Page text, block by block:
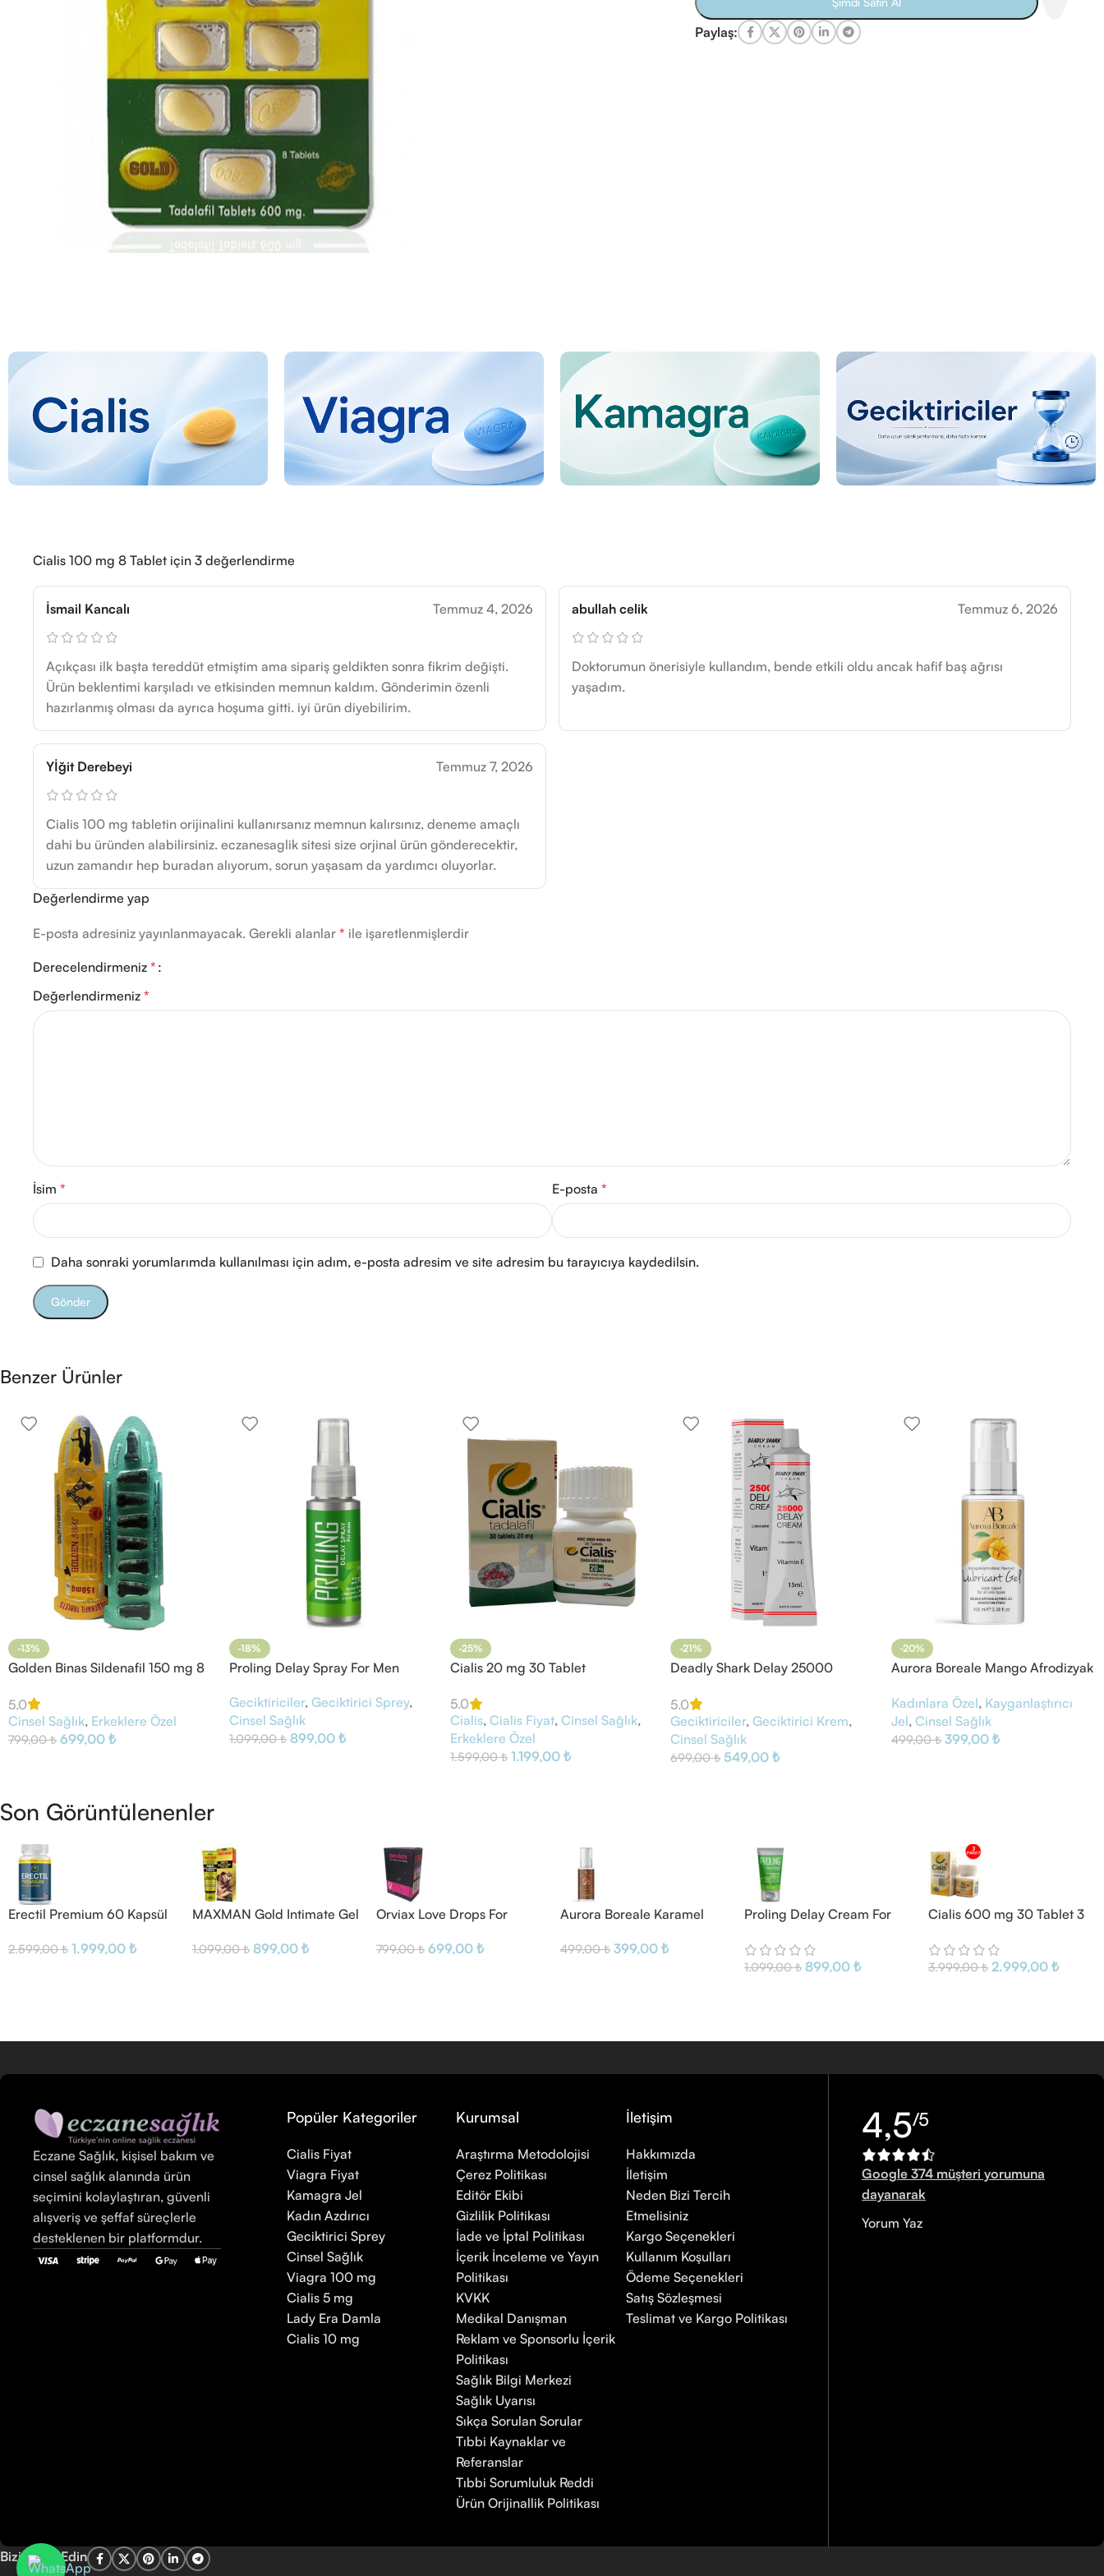
Paylaş:
Cialis 100 mg 8 Tablet için 3 değerlendirme
İsmail Kancalı Temmuz 4, 2026
Açıkçası ilk başta tereddüt etmiştim ama sipariş geldikten sonra fikrim değişti.
Ürün beklentimi karşıladı ve etkisinden memnun kaldım. Gönderimin özenli
hazırlanmış olması da ayrıca hoşuma gitti. iyi ürün diyebilirim.
abullah celik Temmuz 6, 2026
Doktorumun önerisiyle kullandım, bende etkili oldu ancak hafif baş ağrısı
yaşadım.
Yİğit Derebeyi Temmuz 7, 2026
Cialis 100 mg tabletin orijinalini kullanırsanız memnun kalırsınız, deneme amaçlı
dahi bu üründen alabilirsiniz. eczanesaglik sitesi size orjinal ürün gönderecektir,
uzun zamandır hep buradan alıyorum, sorun yaşasam da yardımcı oluyorlar.
Değerlendirme yap
E-posta adresiniz yayınlanmayacak. Gerekli alanlar * ile işaretlenmişlerdir
Derecelendirmeniz *
Değerlendirmeniz *
İsim * E-posta *
Daha sonraki yorumlarımda kullanılması için adım, e-posta adresim ve site adresim bu tarayıcıya kaydedilsin.
Benzer Ürünler
-13%
Golden Binas Sildenafil 150 mg 8
5.0
Cinsel Sağlık, Erkeklere Özel
799,00₺ 699,00 ₺
-18%
Proling Delay Spray For Men
Geciktiriciler, Geciktirici Sprey,
Cinsel Sağlık
1.099,00₺ 899,00 ₺
-25%
Cialis 20 mg 30 Tablet
5.0
Cialis, Cialis Fiyat, Cinsel Sağlık,
Erkeklere Özel
1.599,00₺ 1.199,00 ₺
-21%
Deadly Shark Delay 25000
5.0
Geciktiriciler, Geciktirici Krem,
Cinsel Sağlık
699,00₺ 549,00₺
-20%
Aurora Boreale Mango Afrodizyak
Kadınlara Özel, Kayganlaştırıcı
Jel, Cinsel Sağlık
499,00₺ 399,00₺
Son Görüntülenenler
Erectil Premium 60 Kapsül
2.599,00₺ 1.999,00 ₺
MAXMAN Gold Intimate Gel
1.099,00₺ 899,00 ₺
Orviax Love Drops For
799,00₺ 699,00 ₺
Aurora Boreale Karamel
499,00₺ 399,00 ₺
Proling Delay Cream For
1.099,00₺ 899,00 ₺
Cialis 600 mg 30 Tablet 3
3.999,00₺ 2.999,00 ₺
Eczane Sağlık, kişisel bakım ve
cinsel sağlık alanında ürün
seçimini kolaylaştıran, güvenli
alışveriş ve şeffaf süreçlerle
desteklenen bir platformdur.
Popüler Kategoriler
Cialis Fiyat
Viagra Fiyat
Kamagra Jel
Kadın Azdırıcı
Geciktirici Sprey
Cinsel Sağlık
Viagra 100 mg
Cialis 5 mg
Lady Era Damla
Cialis 10 mg
Kurumsal
Araştırma Metodolojisi
Çerez Politikası
Editör Ekibi
Gizlilik Politikası
İade ve İptal Politikası
İçerik İnceleme ve Yayın
Politikası
KVKK
Medikal Danışman
Reklam ve Sponsorlu İçerik
Politikası
Sağlık Bilgi Merkezi
Sağlık Uyarısı
Sıkça Sorulan Sorular
Tıbbi Kaynaklar ve
Referanslar
Tıbbi Sorumluluk Reddi
Ürün Orijinallik Politikası
İletişim
Hakkımızda
İletişim
Neden Bizi Tercih
Etmelisiniz
Kargo Seçenekleri
Kullanım Koşulları
Ödeme Seçenekleri
Satış Sözleşmesi
Teslimat ve Kargo Politikası
4,5/5
Google 374 müşteri yorumuna
dayanarak
Yorum Yaz
Bizi Takip Edin